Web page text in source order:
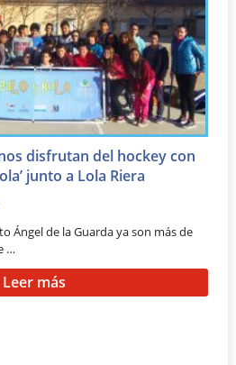
disfrutan del hockey con
junto a Lola Riera
Ángel de la Guarda ya son más de
…
Leer más